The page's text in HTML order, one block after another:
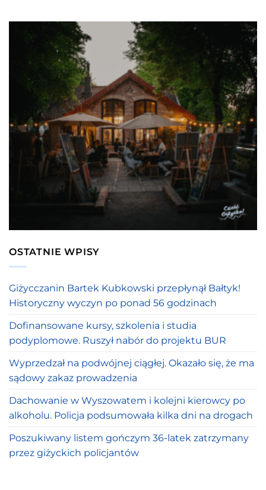
OSTATNIE WPISY
Giżycczanin Bartek Kubkowski przepłynął Bałtyk!
Historyczny wyczyn po ponad 56 godzinach
Dofinansowane kursy, szkolenia i studia
podyplomowe. Ruszył nabór do projektu BUR
Wyprzedzał na podwójnej ciągłej. Okazało się, że ma
sądowy zakaz prowadzenia
Dachowanie w Wyszowatem i kolejni kierowcy po
alkoholu. Policja podsumowała kilka dni na drogach
Poszukiwany listem gończym 36-latek zatrzymany
przez giżyckich policjantów